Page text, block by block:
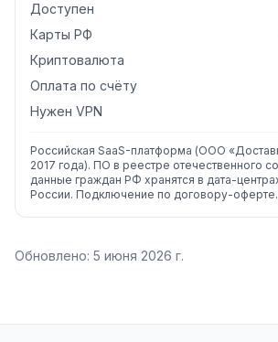
Доступен
Карты РФ
Криптовалюта
Оплата по счёту
Нужен VPN
Российская SaaS-платформа (ООО
2017 года). ПО в реестре отечественного
данные граждан РФ хранятся в дата-
России. Подключение по договору-оферте.
Обновлено: 5 июня 2026 г.